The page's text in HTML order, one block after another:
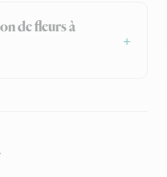
de fleurs à